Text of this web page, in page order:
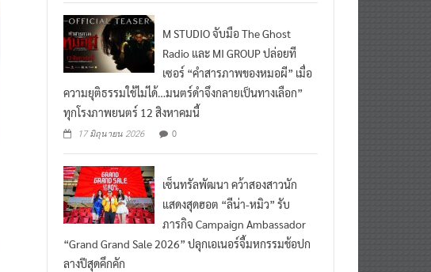
M STUDIO จับมือ The Ghost
Radio และ MI GROUP ปล่อยที
เซอร์ “คำสารภาพของหมอผี” เมื่อ
ความยุติธรรมใช้ไม่ได้…มนตร์ดำจึงกลายเป็นทางเลือก”
ทุกโรงภาพยนตร์ 12 สิงหาคมนี้
17 มิถุนายน 2026 0
เซ็นทรัลพัฒนา คว้าสองสาวนัก
แสดงสุดฮอต “ลีน่า-หมิว” รับ
ภารกิจ Campaign Ambassador
“Grand Grand Sale 2026” ปลุกเอเนอร์จี้มหกรรมช้อปก
ลางปีสุดคึกคัก